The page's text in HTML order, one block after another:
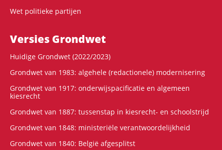
Wet politieke partijen
Versies Grondwet
Huidige Grondwet (2022/2023)
Grondwet van 1983: algehele (redactionele) modernisering
Grondwet van 1917: onderwijspacificatie en algemeen
kiesrecht
Grondwet van 1887: tussenstap in kiesrecht- en schoolstrijd
Grondwet van 1848: ministeriële verantwoordelijkheid
Grondwet van 1840: België afgesplitst